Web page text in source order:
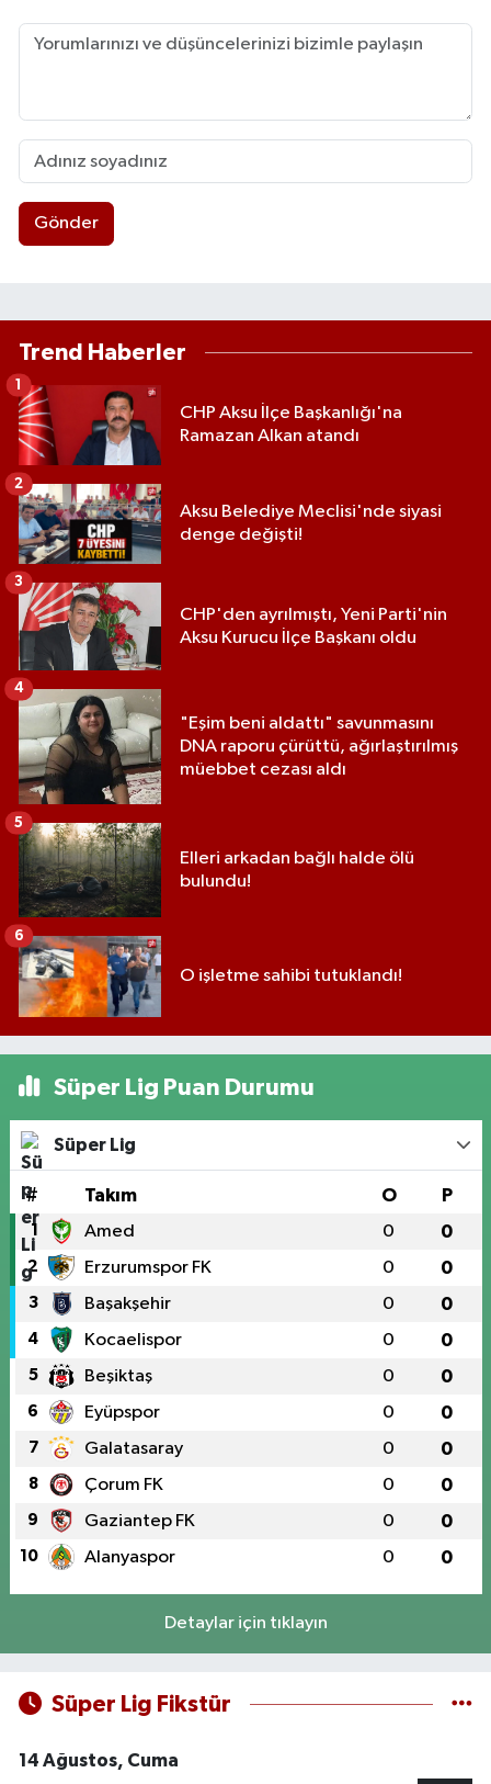
Gönder
Trend Haberler
CHP Aksu İlçe Başkanlığı'na
Ramazan Alkan atandı
1
Aksu Belediye Meclisi'nde siyasi
denge değişti!
2
CHP'den ayrılmıştı, Yeni Parti'nin
Aksu Kurucu İlçe Başkanı oldu
3
"Eşim beni aldattı" savunmasını
DNA raporu çürüttü, ağırlaştırılmış
müebbet cezası aldı
4
Elleri arkadan bağlı halde ölü
bulundu!
5
O işletme sahibi tutuklandı!
6
Süper Lig Puan Durumu
Süper Lig
# Takım O P
1 Amed 0 0
2 Erzurumspor FK 0 0
3 Başakşehir 0 0
4 Kocaelispor 0 0
5 Beşiktaş 0 0
6 Eyüpspor 0 0
7 Galatasaray 0 0
8 Çorum FK 0 0
9 Gaziantep FK 0 0
10 Alanyaspor 0 0
Detaylar için tıklayın
Süper Lig Fikstür
14 Ağustos, Cuma